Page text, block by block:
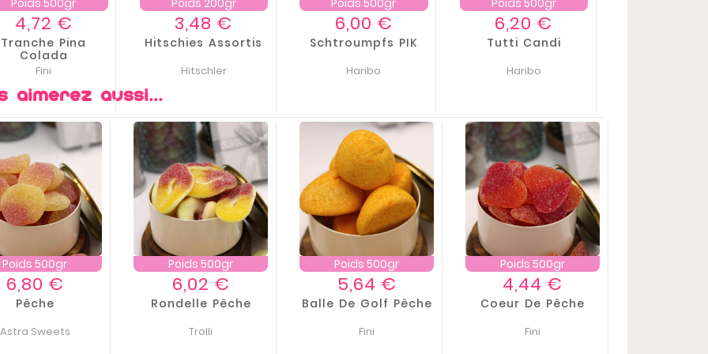
Poids 500gr
Prix
4,72 €
Tranche Pina
Colada
Fini
Poids 200gr
Prix
3,48 €
Hitschies Assortis
Hitschler
Poids 500gr
Prix
6,00 €
Schtroumpfs PIK
Haribo
Poids 500gr
Prix
6,20 €
Tutti Candi
Haribo
aimerez aussi...
Poids 500gr
Prix
6,80 €
Pêche
Astra Sweets
Poids 500gr
Prix
6,02 €
Rondelle Pêche
Trolli
Poids 500gr
Prix
5,64 €
Balle De Golf Pêche
Fini
Poids 500gr
Prix
4,44 €
Coeur De Pêche
Fini